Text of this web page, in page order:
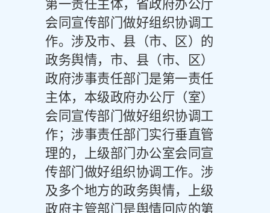
第一责任主体，省政府办公厅
会同宣传部门做好组织协调工
作。涉及市、县（市、区）的
政务舆情，市、县（市、区）
政府涉事责任部门是第一责任
主体，本级政府办公厅（室）
会同宣传部门做好组织协调工
作；涉事责任部门实行垂直管
理的，上级部门办公室会同宣
传部门做好组织协调工作。涉
及多个地方的政务舆情，上级
政府主管部门是舆情回应的第